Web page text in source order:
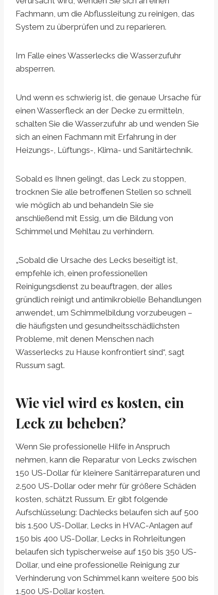
Fachmann, um die Abflussleitung zu reinigen, das
System zu überprüfen und zu reparieren.
Im Falle eines Wasserlecks die Wasserzufuhr
absperren.
Und wenn es schwierig ist, die genaue Ursache für
einen Wasserfleck an der Decke zu ermitteln,
schalten Sie die Wasserzufuhr ab und wenden Sie
sich an einen Fachmann mit Erfahrung in der
Heizungs-, Lüftungs-, Klima- und Sanitärtechnik.
Sobald es Ihnen gelingt, das Leck zu stoppen,
trocknen Sie alle betroffenen Stellen so schnell
wie möglich ab und behandeln Sie sie
anschließend mit Essig, um die Bildung von
Schimmel und Mehltau zu verhindern.
„Sobald die Ursache des Lecks beseitigt ist,
empfehle ich, einen professionellen
Reinigungsdienst zu beauftragen, der alles
gründlich reinigt und antimikrobielle Behandlungen
anwendet, um Schimmelbildung vorzubeugen –
die häufigsten und gesundheitsschädlichsten
Probleme, mit denen Menschen nach
Wasserlecks zu Hause konfrontiert sind“, sagt
Russum sagt.
Wie viel wird es kosten, ein
Leck zu beheben?
Wenn Sie professionelle Hilfe in Anspruch
nehmen, kann die Reparatur von Lecks zwischen
150 US-Dollar für kleinere Sanitärreparaturen und
2.500 US-Dollar oder mehr für größere Schäden
kosten, schätzt Russum. Er gibt folgende
Aufschlüsselung: Dachlecks belaufen sich auf 500
bis 1.500 US-Dollar, Lecks in HVAC-Anlagen auf
150 bis 400 US-Dollar, Lecks in Rohrleitungen
belaufen sich typischerweise auf 150 bis 350 US-
Dollar, und eine professionelle Reinigung zur
Verhinderung von Schimmel kann weitere 500 bis
1.500 US-Dollar kosten.